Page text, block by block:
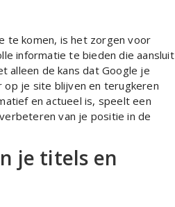
te komen, is het zorgen voor
informatie te bieden die aansluit
alleen de kans dat Google je
je site blijven en terugkeren
en actueel is, speelt een
van je positie in de
je titels en